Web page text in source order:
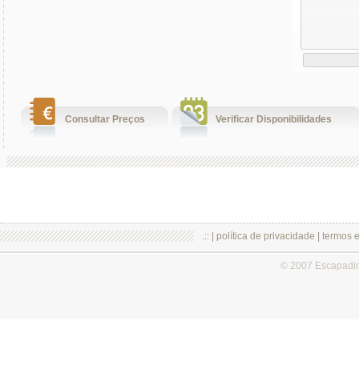
Consultar Preços Verificar Disponibilidades
.:: | política de privacidade termos
© 2007